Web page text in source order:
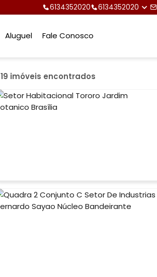
6134352020 6134352020
Aluguel Fale Conosco
19 imóveis encontrados